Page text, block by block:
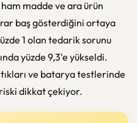
madde ve ara ürün
baş gösterdiğini ortaya
1 olan tedarik sorunu
yüzde 9,3'e yükseldi.
ve batarya testlerinde
riski dikkat çekiyor.